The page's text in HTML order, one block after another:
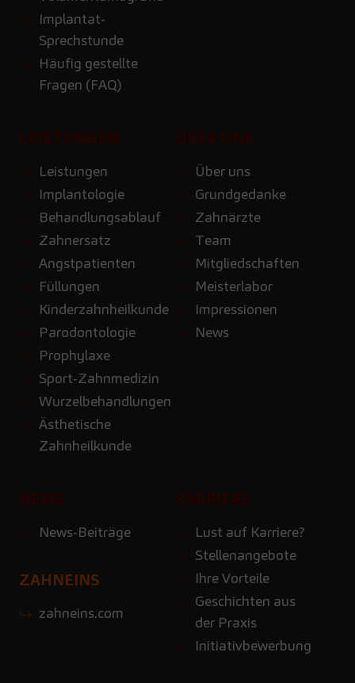
Implantat-
Sprechstunde
Häufig gestellte
Fragen (FAQ)
LEISTUNGEN
Leistungen
Implantologie
Behandlungsablauf
Zahnersatz
Angstpatienten
Füllungen
Kinderzahnheilkunde
Parodontologie
Prophylaxe
Sport-Zahnmedizin
Wurzelbehandlungen
Ästhetische
Zahnheilkunde
ÜBER UNS
Über uns
Grundgedanke
Zahnärzte
Team
Mitgliedschaften
Meisterlabor
Impressionen
News
NEWS
News-Beiträge
KARRIERE
Lust auf Karriere?
Stellenangebote
Ihre Vorteile
Geschichten aus
der Praxis
Initiativbewerbung
ZAHNEINS
zahneins.com